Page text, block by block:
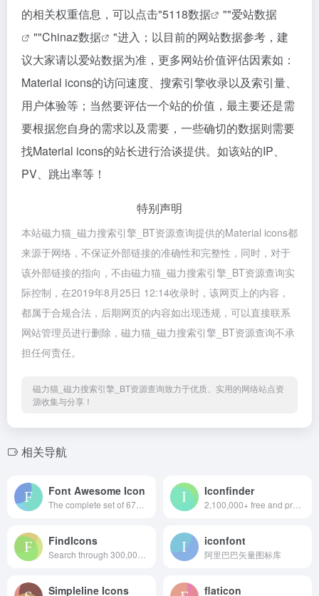
的相关权重信息，可以点击"5118数据 ""爱站数据
""Chinaz数据
"进入；以目前的网站数据参考，建
议大家请以爱站数据为准，更多网站价值评估因素如：
Material icons的访问速度、搜索引擎收录以及索引量、
用户体验等；当然要评估一个站的价值，最主要还是需
要根据您自身的需求以及需要，一些确切的数据则需要
找Material icons的站长进行洽谈提供。如该站的IP、
PV、跳出率等！
特别声明
本站磁力猫_磁力搜索引擎_BT资源查询提供的Material icons都
来源于网络，不保证外部链接的准确性和完整性，同时，对于
该外部链接的指向，不由磁力猫_磁力搜索引擎_BT资源查询实
际控制，在2019年8月25日 12:14收录时，该网页上的内容，
都属于合规合法，后期网页的内容如出现违规，可以直接联系
网站管理员进行删除，磁力猫_磁力搜索引擎_BT资源查询不承
担任何责任。
磁力猫_磁力搜索引擎_BT资源查询致力于优质、实用的网络站点资
源收集与分享！
相关导航
Font Awesome Icon Iconfinder
FindIcons iconfont
阿里巴巴矢量图标库
Simpleline Icons flaticon